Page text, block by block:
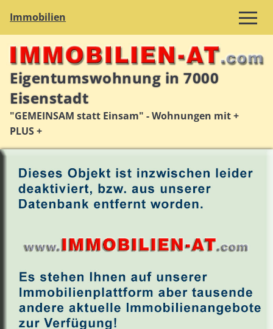
Immobilien
Eigentumswohnung in 7000
Eisenstadt
"GEMEINSAM statt Einsam" - Wohnungen mit +
PLUS +